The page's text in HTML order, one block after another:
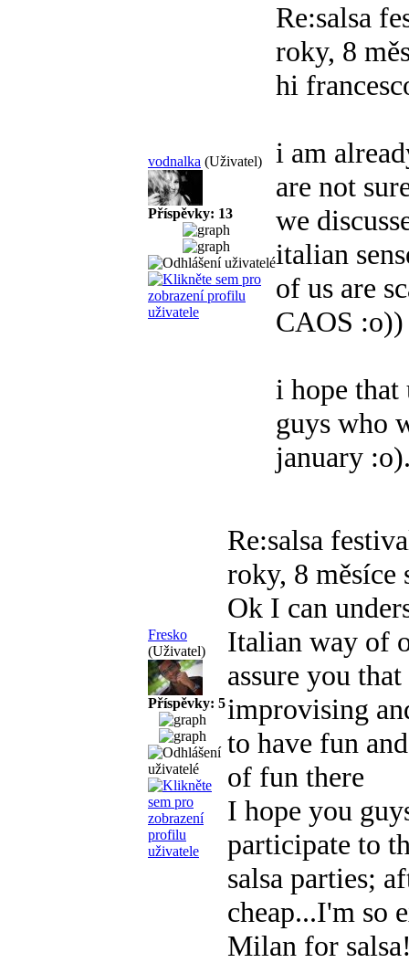
vodnalka (Uživatel)
Příspěvky: 13
Re:salsa
roky, 8
hi
i am
are not
we
italian
of us are
CAOS :o))
i hope
guys who
january
Fresko
(Uživatel)
Příspěvky: 5
Re:salsa
roky, 8 měsíce
Ok I can
Italian way of
assure you
improvising
to have fun
of fun there
I hope you
participate to
salsa parties;
cheap...I'm so
Milan for